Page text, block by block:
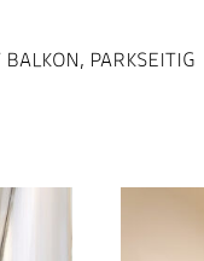
PARKSEITIG